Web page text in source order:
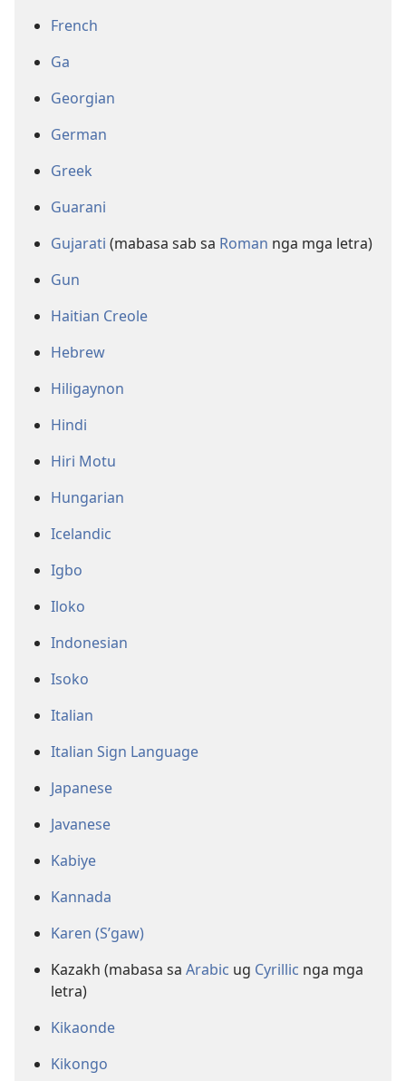
French
Ga
Georgian
German
Greek
Guarani
Gujarati (mabasa sab sa Roman nga mga letra)
Gun
Haitian Creole
Hebrew
Hiligaynon
Hindi
Hiri Motu
Hungarian
Icelandic
Igbo
Iloko
Indonesian
Isoko
Italian
Italian Sign Language
Japanese
Javanese
Kabiye
Kannada
Karen (S’gaw)
Kazakh (mabasa sa Arabic ug Cyrillic nga mga
letra)
Kikaonde
Kikongo